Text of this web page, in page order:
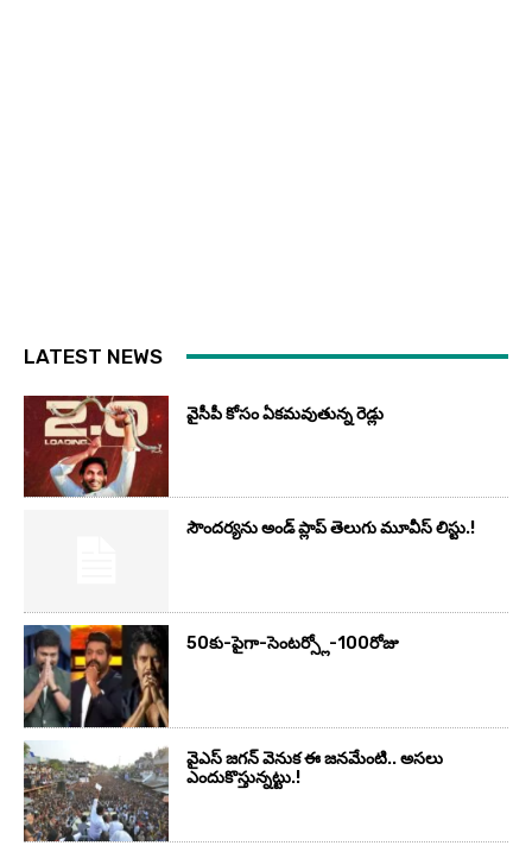
LATEST NEWS
వైసీపీ కోసం ఏక‌మ‌వుతున్న రెడ్లు
సౌందర్యను అండ్‌ ప్లాప్‌ తెలుగు మూవీస్‌ లిస్టు.!
50కు-పైగా-సెంటర్స్లో-100రోజు
వైఎస్‌ జగన్‌ వెనుక ఈ జనమేంటి.. అసలు
ఎందుకొస్తున్నట్టు.!